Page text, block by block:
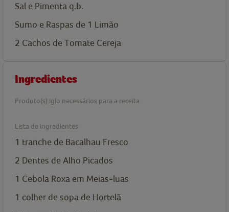
Sal e Pimenta q.b.
Sumo e Raspas de 1 Limão
2 Cachos de Tomate Cereja
Ingredientes
Produto(s) Iglo necessários para a receita
Lista de ingredientes
1 tranche de Bacalhau Fresco
2 Dentes de Alho Picados
1 Cebola Roxa em Meias-luas
1 colher de sopa de Hortelã